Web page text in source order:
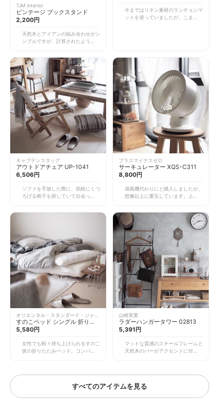
TJM interior
ビンテージ ブックスタンド
2,200円
天然木とアイアンの組み合わせがシ
ンプルですが、計算されたようなフ
ージ感を引き立たせていてお気に入
りです。 枕元に置いて、お気に入
りの写真誌やインテリア本などがす
ぐに手に取れるようにしています。
小ぶりなサイズなので圧迫感もなく
気軽に取り入れられます。 机の上
がどことなく寂しい、CDや文庫本
の収納に悩んでいる、そんな方にお
すすめのアイテムです。
今まではリネン素材のランチョンマ
ットを使っていましたが、こまめに
にキッチンで盛り付けたお皿を並べ
てそのまま運び、食べ終わったらま
たそのまま運べばいいので楽ちんで
す。本物の木材を使用しているだけ
あって安っぽくなくしっかりしてい
るので、長く使える商品だと思いま
す。 こちらも私の好みですが、端
にブランドロゴが刻印してあるとこ
ろがお気に入りです。
キャプテンスタッグ
アウトドアチェア UP-1041
6,506円
ソファを手放した際に、気軽にくつ
ろげる椅子を探していて出会ったも
軽々、80kgの重さまで耐えられま
す。似たデザインのものをよく見か
けますが、背もたれの傾き加減と、
脚部分の安定感で選びました。 天
然木のぬくもりと肘掛けの部分に刻
印されたブランドロゴがかっこいい
アイテムです。少し軋みますが、安
定感があるのでリラックスして座る
ことができ、重宝しています。
プラスマイナスゼロ
サーキュレーター XQS-C311
8,800円
扇風機代わりにと購入しましたが、
想像以上に重宝しています。上下左
ってくれてエアコンの電気代節約に
つながります。 梅雨時期などの洗
濯物の部屋干し乾燥にもおすすめで
す。一人暮らしで部屋干しが多いた
め、とても助かっています。さらに
リモコン、タイマー付きなので就寝
時や外出時にも便利！暑くて寝苦し
いときにもお世話になっています。
なんといってもこの丸くてかわいら
しいフォルムに惹かれましたが、見
た目以上の働きをしてくれるので悩
んでいるかたは必見です。
オリエンタル・スタンダード・ジャパ
ン
すのこベッド シングル 折りた
たみ
5,580円
女性でも軽々持ち上げられるすのこ
状の折りたたみベッド。コンパクト
だと床の掃除や布団やマットレスの
山崎実業
ラダーハンガータワー 02813
5,391円
マットな質感のスチールフレームと
天然木のバーがアクセントに付いた
私はS字フックを使ってバッグの見
すべてのアイテムを見る